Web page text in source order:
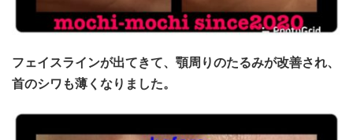
フェイスラインが出てきて、顎周りのたるみが改善され、
首のシワも薄くなりました。